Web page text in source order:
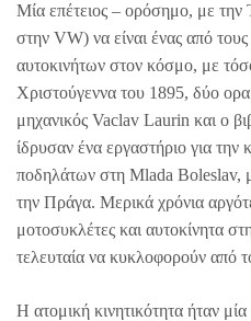
Μία επέτειος – ορόσημο, με την
στην VW) να είναι ένας από
αυτοκινήτων στον κόσμο, με
Χριστούγεννα του 1895, δύο
μηχανικός Vaclav Laurin και ο
ίδρυσαν ένα εργαστήριο για την
ποδηλάτων στη Mlada Boleslav,
την Πράγα. Μερικά χρόνια
μοτοσυκλέτες και αυτοκίνητα
τελευταία να κυκλοφορούν από
Η ατομική κινητικότητα ήταν